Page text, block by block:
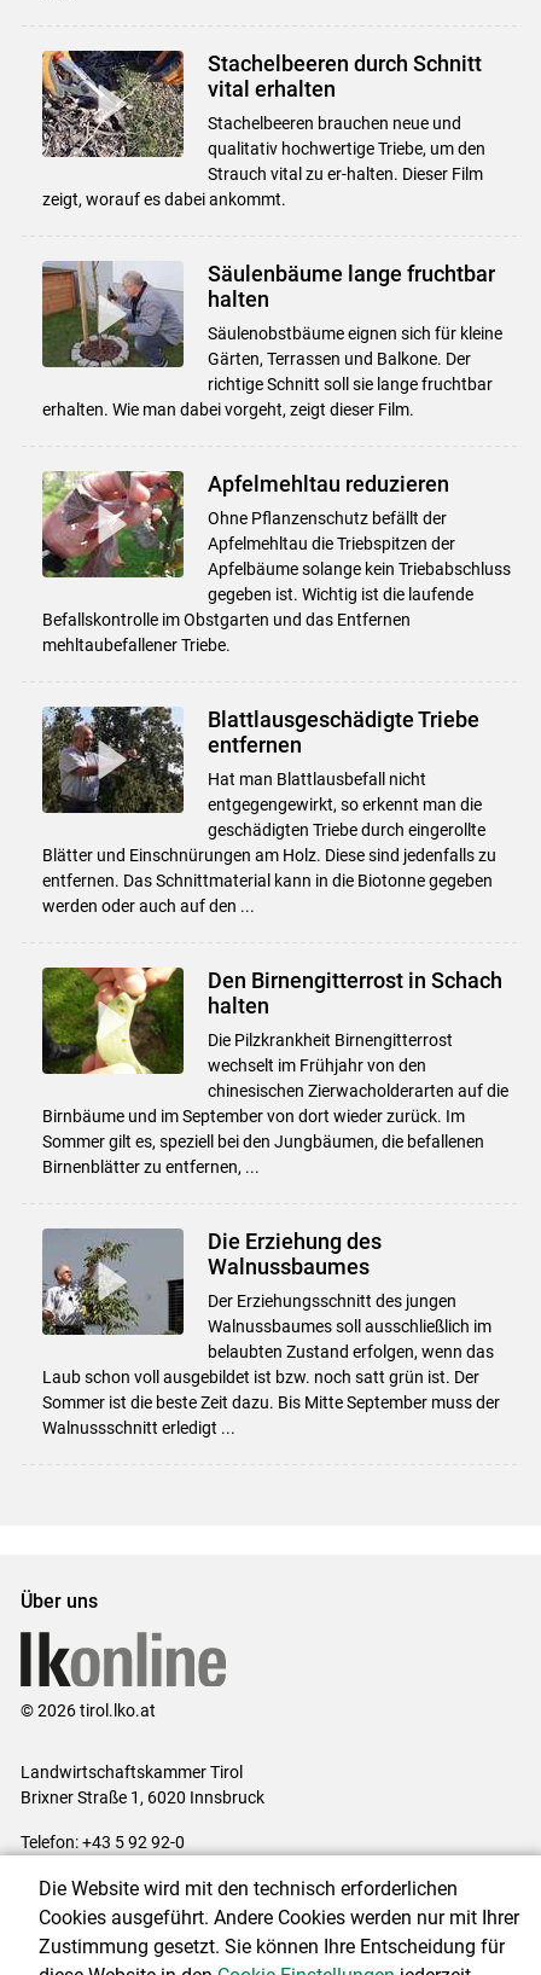
Stachelbeeren durch Schnitt
vital erhalten
Stachelbeeren brauchen neue und
qualitativ hochwertige Triebe, um den
Strauch vital zu er-halten. Dieser Film
zeigt, worauf es dabei ankommt.
Säulenbäume lange fruchtbar
halten
Säulenobstbäume eignen sich für kleine
Gärten, Terrassen und Balkone. Der
richtige Schnitt soll sie lange fruchtbar
erhalten. Wie man dabei vorgeht, zeigt dieser Film.
Apfelmehltau reduzieren
Ohne Pflanzenschutz befällt der
Apfelmehltau die Triebspitzen der
Apfelbäume solange kein Triebabschluss
gegeben ist. Wichtig ist die laufende
Befallskontrolle im Obstgarten und das Entfernen
mehltaubefallener Triebe.
Blattlausgeschädigte Triebe
entfernen
Hat man Blattlausbefall nicht
entgegengewirkt, so erkennt man die
geschädigten Triebe durch eingerollte
Blätter und Einschnürungen am Holz. Diese sind jedenfalls zu
entfernen. Das Schnittmaterial kann in die Biotonne gegeben
werden oder auch auf den ...
Den Birnengitterrost in Schach
halten
Die Pilzkrankheit Birnengitterrost
wechselt im Frühjahr von den
chinesischen Zierwacholderarten auf die
Birnbäume und im September von dort wieder zurück. Im
Sommer gilt es, speziell bei den Jungbäumen, die befallenen
Birnenblätter zu entfernen, ...
Die Erziehung des
Walnussbaumes
Der Erziehungsschnitt des jungen
Walnussbaumes soll ausschließlich im
belaubten Zustand erfolgen, wenn das
Laub schon voll ausgebildet ist bzw. noch satt grün ist. Der
Sommer ist die beste Zeit dazu. Bis Mitte September muss der
Walnussschnitt erledigt ...
Über uns
© 2026 tirol.lko.at
Landwirtschaftskammer Tirol
Brixner Straße 1, 6020 Innsbruck
Telefon: +43 5 92 92-0
Impressum|Kontakt|Datenschutzerklärung|Barrierefreiheit|
Cookie-Einstellungen
Die Website wird mit den technisch erforderlichen
Cookies ausgeführt. Andere Cookies werden nur mit Ihrer
Zustimmung gesetzt. Sie können Ihre Entscheidung für